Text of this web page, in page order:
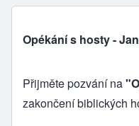
Opékání s hosty -
Přijměte pozvání na
zakončení biblických